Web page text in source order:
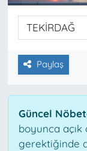
Paylaş
Güncel
boyunca açık
gerektiğinde